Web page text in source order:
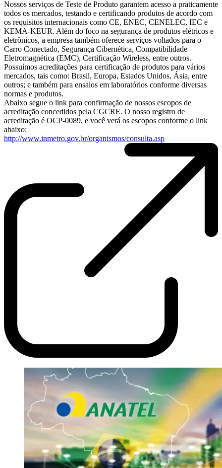
Nossos serviços de Teste de Produto garantem acesso a praticamente
todos os mercados, testando e certificando produtos de acordo com
os requisitos internacionais como CE, ENEC, CENELEC, IEC e
KEMA-KEUR. Além do foco na segurança de produtos elétricos e
eletrônicos, a empresa também oferece serviços voltados para o
Carro Conectado, Segurança Cibernética, Compatibilidade
Eletromagnética (EMC), Certificação Wireless, entre outros.
Possuímos acreditações para certificação de produtos para vários
mercados, tais como: Brasil, Europa, Estados Unidos, Ásia, entre
outros; e também para ensaios em laboratórios conforme diversas
normas e produtos.
Abaixo segue o link para confirmação de nossos escopos de
acreditação concedidos pela CGCRE. O nosso registro de
acreditação é OCP-0089, e você verá os escopos conforme o link
abaixo:
http://www.inmetro.gov.br/organismos/consulta.asp